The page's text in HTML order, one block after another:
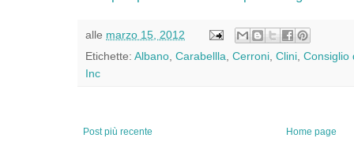
alle marzo 15, 2012
Etichette: Albano Carabellla Cerroni Clini Consiglio
Inc
Post più recente Home page